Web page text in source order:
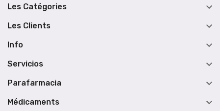
Les Catégories 
Les Clients 
Info 
Servicios 
Parafarmacia 
Médicaments 